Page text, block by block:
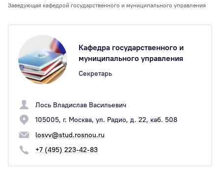
Заведующая кафедрой государственного и муниципального управления
Кафедра государственного и
муниципального управления
Секретарь
Лось Владислав Васильевич
105005, г. Москва, ул. Радио, д. 22, каб. 508
losvv@stud.rosnou.ru
+7 (495) 223-42-83